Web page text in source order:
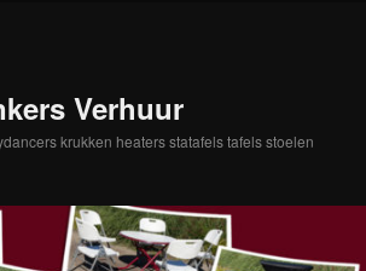
Verhuur
krukken heaters statafels tafels stoelen